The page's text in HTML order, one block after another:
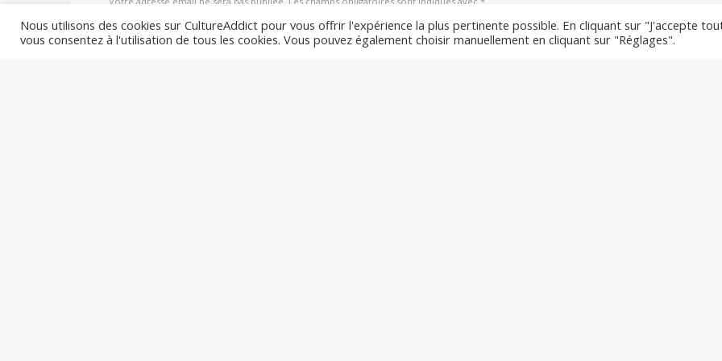
Nous utilisons des cookies sur CultureAddict pour vous offrir l'expérience la plus pertinente possible. En cliquant sur "J'accepte
vous consentez à l'utilisation de tous les cookies. Vous pouvez également choisir manuellement en cliquant sur "Réglages".